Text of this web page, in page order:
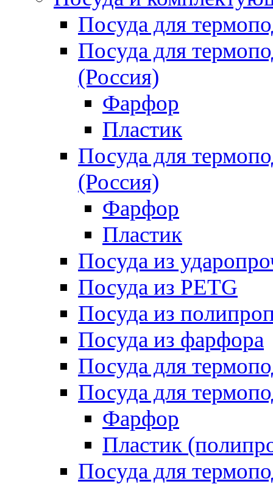
Посуда для
Посуда для
(Россия)
Фарфор
Пластик
Посуда для
(Россия)
Фарфор
Пластик
Посуда из
Посуда из PETG
Посуда из
Посуда из фарфора
Посуда для
Посуда для
Фарфор
Пластик
Посуда для